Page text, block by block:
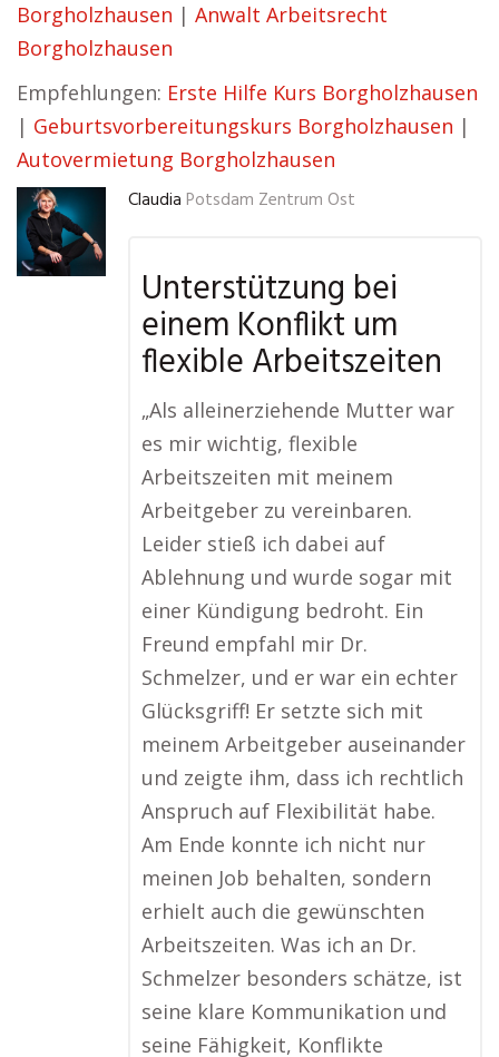
Borgholzhausen | Anwalt Arbeitsrecht
Borgholzhausen
Empfehlungen: Erste Hilfe Kurs Borgholzhausen
| Geburtsvorbereitungskurs Borgholzhausen |
Autovermietung Borgholzhausen
Claudia Potsdam Zentrum Ost
Unterstützung bei
einem Konflikt um
flexible Arbeitszeiten
„Als alleinerziehende Mutter war
es mir wichtig, flexible
Arbeitszeiten mit meinem
Arbeitgeber zu vereinbaren.
Leider stieß ich dabei auf
Ablehnung und wurde sogar mit
einer Kündigung bedroht. Ein
Freund empfahl mir Dr.
Schmelzer, und er war ein echter
Glücksgriff! Er setzte sich mit
meinem Arbeitgeber auseinander
und zeigte ihm, dass ich rechtlich
Anspruch auf Flexibilität habe.
Am Ende konnte ich nicht nur
meinen Job behalten, sondern
erhielt auch die gewünschten
Arbeitszeiten. Was ich an Dr.
Schmelzer besonders schätze, ist
seine klare Kommunikation und
seine Fähigkeit, Konflikte